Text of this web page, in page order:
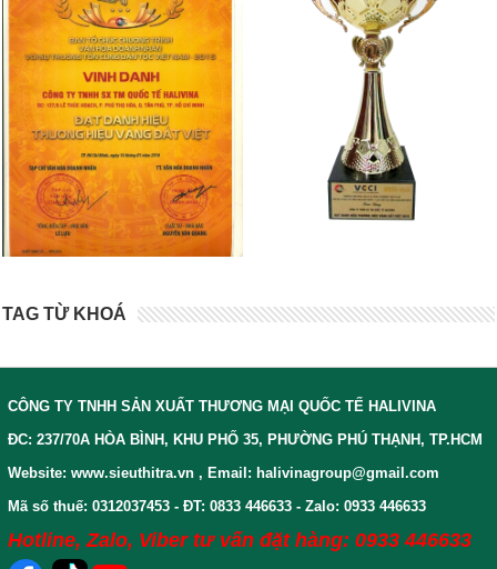
TAG TỪ KHOÁ
CÔNG TY TNHH SẢN XUẤT THƯƠNG MẠI QUỐC TẾ HALIVINA
ĐC: 237/70A HÒA BÌNH, KHU PHỐ 35, PHƯỜNG PHÚ THẠNH, TP.HCM
Website: www.sieuthitra.vn , Email: halivinagroup@gmail.com
Mã số thuế: 0312037453 - ĐT: 0833 446633 - Zalo: 0933 446633
Hotline, Zalo, Viber tư vấn đặt hàng: 0933 446633